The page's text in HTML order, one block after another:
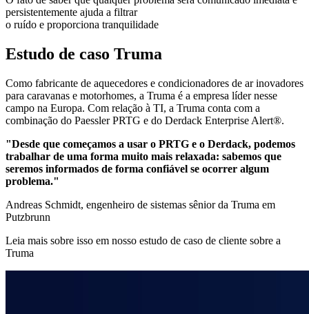
persistentemente ajuda a filtrar
o ruído e proporciona tranquilidade
Estudo de caso Truma
Como fabricante de aquecedores e condicionadores de ar inovadores
para caravanas e motorhomes, a Truma é a empresa líder nesse
campo na Europa. Com relação à TI, a Truma conta com a
combinação do Paessler PRTG e do Derdack Enterprise Alert®.
"Desde que começamos a usar o PRTG e o Derdack, podemos
trabalhar de uma forma muito mais relaxada: sabemos que
seremos informados de forma confiável se ocorrer algum
problema."
Andreas Schmidt, engenheiro de sistemas sênior da Truma em
Putzbrunn
Leia mais sobre isso em nosso estudo de caso de cliente sobre a
Truma